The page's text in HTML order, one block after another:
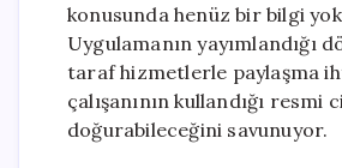
konusunda henüz bir bilgi
Uygulamanın yayımlandığı
taraf hizmetlerle paylaşma
çalışanının kullandığı
doğurabileceğini savunuyor.